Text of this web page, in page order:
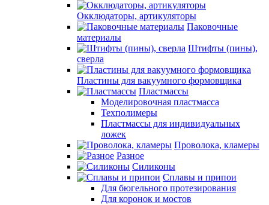
Окклюдаторы, артикуляторы
Паковочные
материалы
Штифты (пины),
сверла
Пластины для вакуумного формовщика
Пластмассы
Моделировочная пластмасса
Техполимеры
Пластмассы для индивидуальных
ложек
Проволока, кламеры
Разное
Силиконы
Сплавы и припои
Для бюгельного протезирования
Для коронок и мостов